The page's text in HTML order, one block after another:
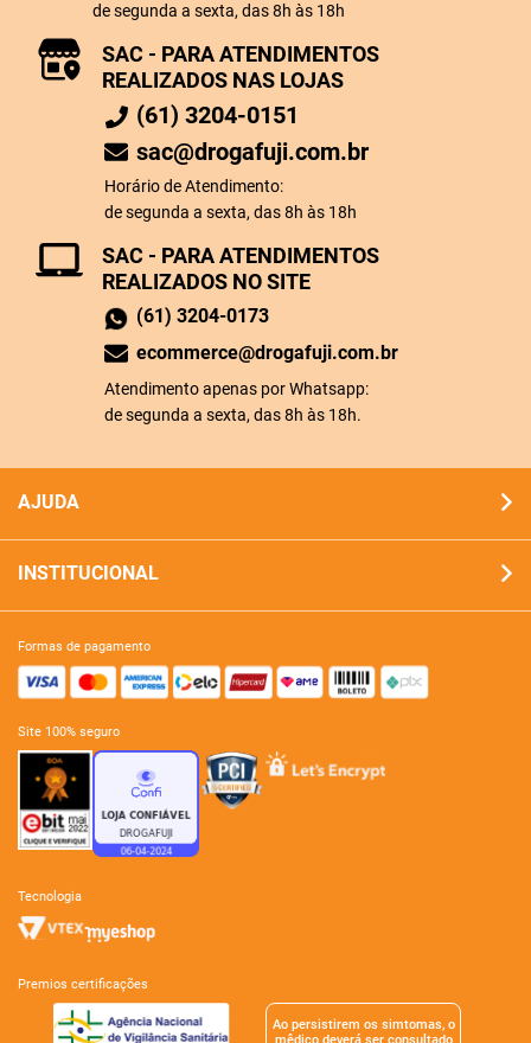
de segunda a sexta, das 8h às 18h
SAC - PARA ATENDIMENTOS
REALIZADOS NO SITE
(61) 3204-0173
ecommerce@drogafuji.com.br
Atendimento apenas por Whatsapp:
de segunda a sexta, das 8h às 18h.
SAC - PARA ATENDIMENTOS
REALIZADOS NAS LOJAS
(61) 3204-0151
sac@drogafuji.com.br
Horário de Atendimento:
de segunda a sexta, das 8h às 18h
AJUDA
INSTITUCIONAL
formas de pagamento
site 100% seguro
tecnologia
premios certificações
Ao persistirem os simtomas, o